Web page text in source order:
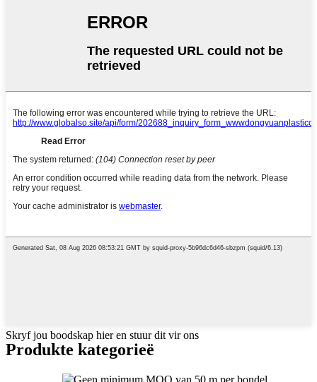
Skryf jou boodskap hier en stuur dit vir ons
Produkte kategorieë